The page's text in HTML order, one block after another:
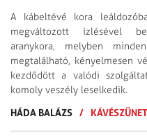
A kábeltévé kora
megváltozott ízlésével
aranykora, melyben
megtalálható, kényelmesen
kezdődött a valódi
komoly veszély leselkedik.
HÁDA BALÁZS / KÁVÉSZÜNET